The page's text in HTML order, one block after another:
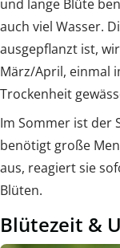
und lange Blüte
auch viel Wasser.
ausgepflanzt ist,
März/April, einmal
Trockenheit
Im Sommer ist der
benötigt große
aus, reagiert sie
Blüten.
Blütezeit &